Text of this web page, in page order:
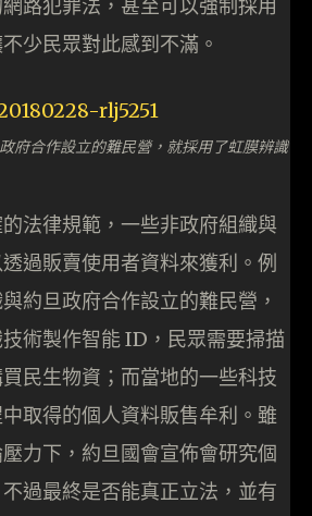
路犯罪法，甚至可以強制採用
少民眾對此感到不滿。
府合作設立的難民營，就採用了虹膜辨識
法律規範，一些非政府組織與
過販賣使用者資料來獲利。例
約旦政府合作設立的難民營，
術製作智能 ID，民眾需要掃描
民生物資；而當地的一些科技
取得的個人資料販售牟利。雖
力下，約旦國會宣佈會研究個
過最終是否能真正立法，並有